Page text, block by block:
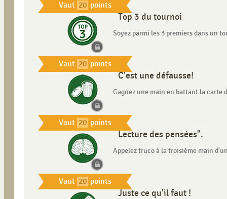
Vaut 20 points
Vaut 20 points
Top 3 du tournoi
Soyez parmi les 3 premiers dans un
Vaut 20 points
C'est une défausse!
Gagnez une main en battant la carte
Vaut 20 points
Lecture des pensées".
Appelez truco à la troisième main
Juste ce qu'il faut !